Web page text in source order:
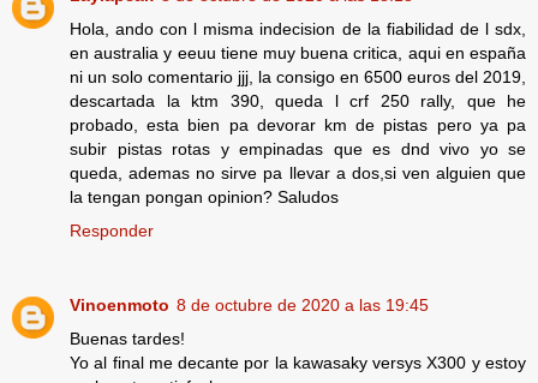
Hola, ando con l misma indecision de la fiabilidad de l sdx,
en australia y eeuu tiene muy buena critica, aqui en españa
ni un solo comentario jjj, la consigo en 6500 euros del 2019,
descartada la ktm 390, queda l crf 250 rally, que he
probado, esta bien pa devorar km de pistas pero ya pa
subir pistas rotas y empinadas que es dnd vivo yo se
queda, ademas no sirve pa llevar a dos,si ven alguien que
la tengan pongan opinion? Saludos
Responder
Vinoenmoto 8 de octubre de 2020 a las 19:45
Buenas tardes!
Yo al final me decante por la kawasaky versys X300 y estoy